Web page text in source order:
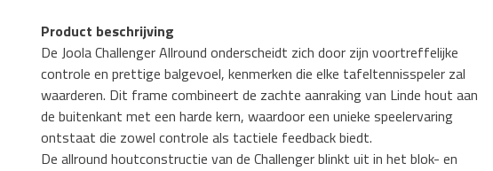
Product beschrijving
De Joola Challenger Allround onderscheidt zich door zijn voortreffelijke
controle en prettige balgevoel, kenmerken die elke tafeltennisspeler zal
waarderen. Dit frame combineert de zachte aanraking van Linde hout aan
de buitenkant met een harde kern, waardoor een unieke speelervaring
ontstaat die zowel controle als tactiele feedback biedt.
De allround houtconstructie van de Challenger blinkt uit in het blok- en